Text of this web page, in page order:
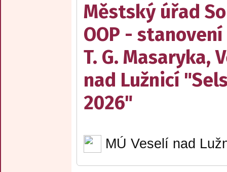
Městský úřad
OOP -
T. G. Masaryka,
nad Lužnicí
2026"
MÚ Veselí nad